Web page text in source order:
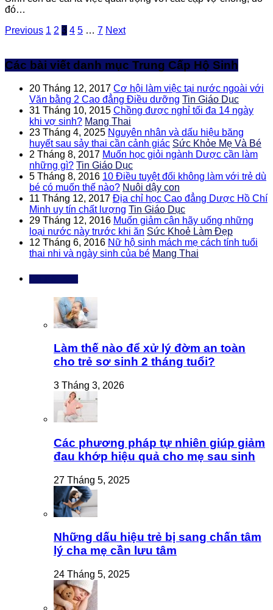
đó…
Previous 1 2 3 4 5 … 7 Next
Các bài viết danh mục Trung Cấp Hộ Sinh
20 Tháng 12, 2017 Cơ hội làm việc tại nước ngoài với
Văn bằng 2 Cao đẳng Điều dưỡng Tin Giáo Dục
31 Tháng 10, 2015 Chồng được nghỉ tối đa 14 ngày
khi vợ sinh? Mang Thai
23 Tháng 4, 2025 Nguyên nhân và dấu hiệu băng
huyết sau sảy thai cần cảnh giác Sức Khỏe Mẹ Và Bé
2 Tháng 8, 2017 Muốn học giỏi ngành Dược cần làm
những gì? Tin Giáo Dục
5 Tháng 8, 2016 10 Điều tuyệt đối không làm với trẻ dù
bé có muốn thế nào? Nuôi dậy con
11 Tháng 12, 2017 Địa chỉ học Cao đẳng Dược Hồ Chí
Minh uy tín chất lượng Tin Giáo Dục
29 Tháng 12, 2016 Muốn giảm cân hãy uống những
loại nước này trước khi ăn Sức Khoẻ Làm Đẹp
12 Tháng 6, 2016 Nữ hộ sinh mách mẹ cách tính tuổi
thai nhi và ngày sinh của bé Mang Thai
Làm thế nào để xử lý đờm an toàn
cho trẻ sơ sinh 2 tháng tuổi?
3 Tháng 3, 2026
Các phương pháp tự nhiên giúp giảm
đau khớp hiệu quả cho mẹ sau sinh
27 Tháng 5, 2025
Những dấu hiệu trẻ bị sang chấn tâm
lý cha mẹ cần lưu tâm
24 Tháng 5, 2025